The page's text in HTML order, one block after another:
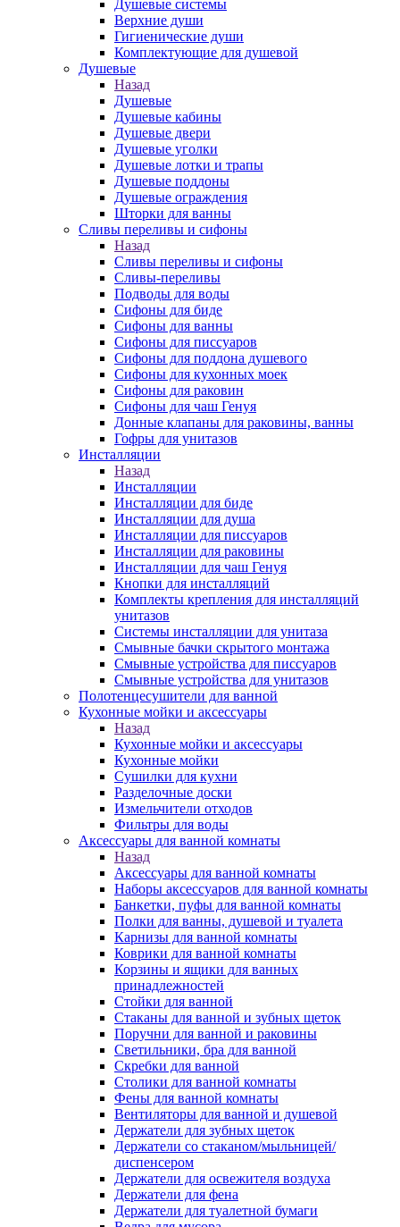
Душевые системы
Верхние души
Гигиенические души
Комплектующие для душевой
Душевые
Назад
Душевые
Душевые кабины
Душевые двери
Душевые уголки
Душевые лотки и трапы
Душевые поддоны
Душевые ограждения
Шторки для ванны
Сливы переливы и сифоны
Назад
Сливы переливы и сифоны
Сливы-переливы
Подводы для воды
Сифоны для биде
Сифоны для ванны
Сифоны для писсуаров
Сифоны для поддона душевого
Сифоны для кухонных моек
Сифоны для раковин
Сифоны для чаш Генуя
Донные клапаны для раковины, ванны
Гофры для унитазов
Инсталляции
Назад
Инсталляции
Инсталляции для биде
Инсталляции для душа
Инсталляции для писсуаров
Инсталляции для раковины
Инсталляции для чаш Генуя
Кнопки для инсталляций
Комплекты крепления для инсталляций
унитазов
Системы инсталляции для унитаза
Смывные бачки скрытого монтажа
Смывные устройства для писсуаров
Смывные устройства для унитазов
Полотенцесушители для ванной
Кухонные мойки и аксессуары
Назад
Кухонные мойки и аксессуары
Кухонные мойки
Сушилки для кухни
Разделочные доски
Измельчители отходов
Фильтры для воды
Аксессуары для ванной комнаты
Назад
Аксессуары для ванной комнаты
Наборы аксессуаров для ванной комнаты
Банкетки, пуфы для ванной комнаты
Полки для ванны, душевой и туалета
Карнизы для ванной комнаты
Коврики для ванной комнаты
Корзины и ящики для ванных
принадлежностей
Стойки для ванной
Стаканы для ванной и зубных щеток
Поручни для ванной и раковины
Светильники, бра для ванной
Скребки для ванной
Столики для ванной комнаты
Фены для ванной комнаты
Вентиляторы для ванной и душевой
Держатели для зубных щеток
Держатели со стаканом/мыльницей/
диспенсером
Держатели для освежителя воздуха
Держатели для фена
Держатели для туалетной бумаги